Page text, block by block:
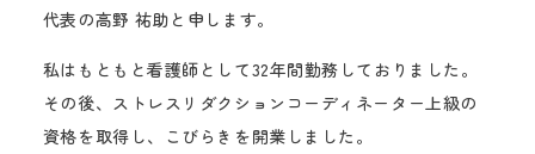
代表の高野 祐助と申します。
私はもともと看護師として32年間勤務しておりました。
その後、ストレスリダクションコーディネーター上級の
資格を取得し、こびらきを開業しました。